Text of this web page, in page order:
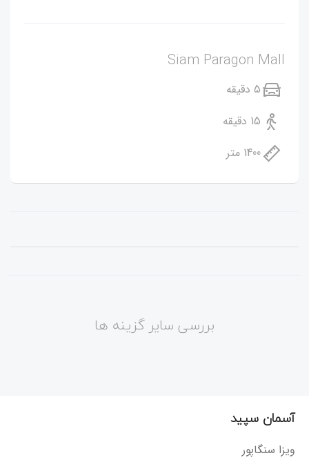
Siam Paragon Mall
5 دقیقه
15 دقیقه
1400 متر
بررسی سایر گزینه ها
آسمان سپید
ویزا سنگاپور